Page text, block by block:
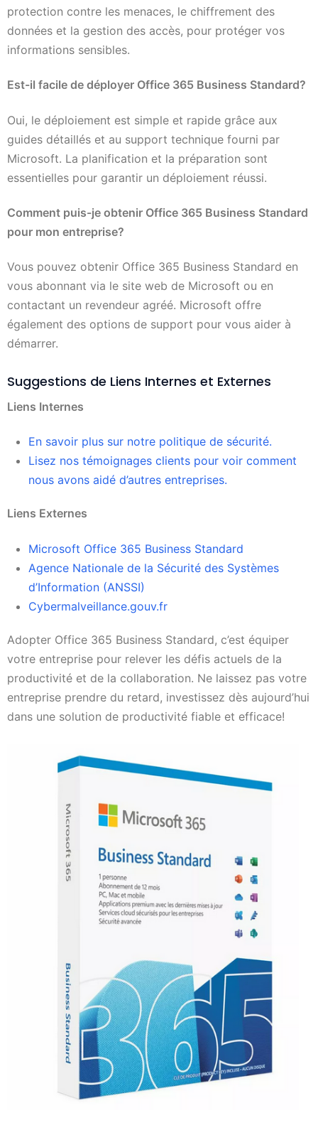
protection contre les menaces, le chiffrement des
données et la gestion des accès, pour protéger vos
informations sensibles.
Est-il facile de déployer Office 365 Business Standard?
Oui, le déploiement est simple et rapide grâce aux
guides détaillés et au support technique fourni par
Microsoft. La planification et la préparation sont
essentielles pour garantir un déploiement réussi.
Comment puis-je obtenir Office 365 Business Standard
pour mon entreprise?
Vous pouvez obtenir Office 365 Business Standard en
vous abonnant via le site web de Microsoft ou en
contactant un revendeur agréé. Microsoft offre
également des options de support pour vous aider à
démarrer.
Suggestions de Liens Internes et Externes
Liens Internes
En savoir plus sur notre politique de sécurité.
Lisez nos témoignages clients pour voir comment
nous avons aidé d’autres entreprises.
Liens Externes
Microsoft Office 365 Business Standard
Agence Nationale de la Sécurité des Systèmes
d’Information (ANSSI)
Cybermalveillance.gouv.fr
Adopter Office 365 Business Standard, c’est équiper
votre entreprise pour relever les défis actuels de la
productivité et de la collaboration. Ne laissez pas votre
entreprise prendre du retard, investissez dès aujourd’hui
dans une solution de productivité fiable et efficace!